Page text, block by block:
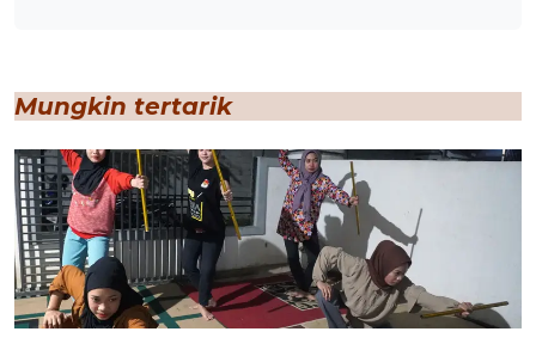
Mungkin tertarik